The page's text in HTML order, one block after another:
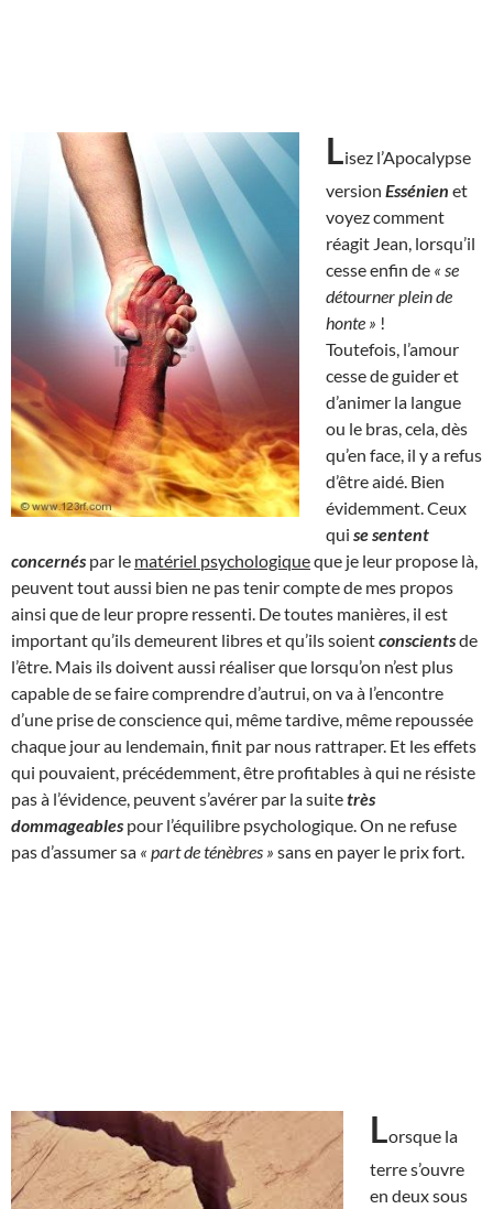
Lisez l’Apocalypse
version Essénien et
voyez comment
réagit Jean, lorsqu’il
cesse enfin de « se
détourner plein de
honte » !
Toutefois, l’amour
cesse de guider et
d’animer la langue
ou le bras, cela, dès
qu’en face, il y a refus
d’être aidé. Bien
évidemment. Ceux
qui se sentent
concernés par le matériel psychologiqueque je leur propose là,
peuvent tout aussi bien ne pas tenir compte de mes propos
ainsi que de leur propre ressenti. De toutes manières, il est
important qu’ils demeurent libres et qu’ils soientconscientsde
l’être. Mais ils doivent aussi réaliser que lorsqu’on n’est plus
capable de se faire comprendre d’autrui, on va à l’encontre
d’une prise de conscience qui, même tardive, même repoussée
chaque jour au lendemain, finit par nous rattraper. Et les effets
qui pouvaient, précédemment, être profitables à qui ne résiste
pas à l’évidence, peuvent s’avérer par la suitetrès
dommageables pour l’équilibre psychologique. On ne refuse
pas d’assumer sa « part de ténèbres » sans en payer le prix fort.
Lorsque la
terre s’ouvre
en deux sous